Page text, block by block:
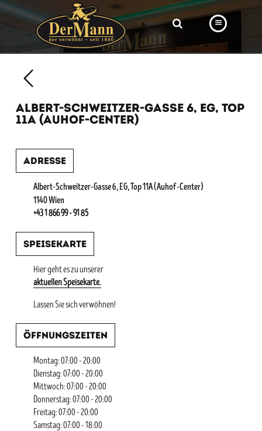
BÄCKEREI
NEWS
ALBERT-SCHWEITZER-GASSE 6, EG, TOP
11A (AUHOF-CENTER)
Adresse
Albert-Schweitzer-Gasse 6, EG, Top 11A (Auhof-Center)
1140 Wien
+43 1 866 99 - 91 85
Speisekarte
Hier geht es zu unserer
aktuellen Speisekarte.
Lassen Sie sich verwöhnen!
Öffnungszeiten
Montag: 07:00 - 20:00
Dienstag: 07:00 - 20:00
Mittwoch: 07:00 - 20:00
Donnerstag: 07:00 - 20:00
Freitag: 07:00 - 20:00
Samstag: 07:00 - 18:00